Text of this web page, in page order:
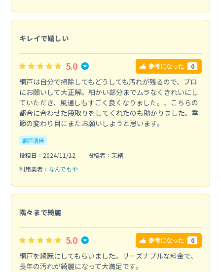
キレイで嬉しい
5.0 参考になった 0
網戸は自分で掃除してもどうしても汚れが残るので、プロ
にお願いして大正解。細かい部分までムラなくきれいにし
ていただき、風通しもすごく良くなりました。、こちらの
都合に合わせた段取りをしてくれたのも助かりました。季
節の変わり目にまたお願いしようと思います。
網戸清掃
投稿日：2024/11/12
投稿者：茉緒
利用業者： なんでもや
隅々まで綺麗
5.0 参考になった 0
網戸を綺麗にしてもらいました。リーズナブルな料金で、
長年の汚れが綺麗になって大満足です。